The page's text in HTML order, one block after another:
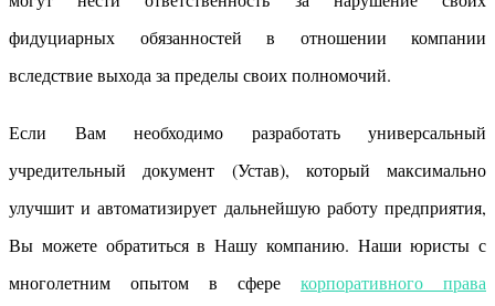
фидуциарных обязанностей в отношении компании
вследствие выхода за пределы своих полномочий.
Если Вам необходимо разработать универсальный
учредительный документ (Устав), который максимально
улучшит и автоматизирует дальнейшую работу предприятия,
Вы можете обратиться в Нашу компанию. Наши юристы с
многолетним опытом в сфере корпоративного права